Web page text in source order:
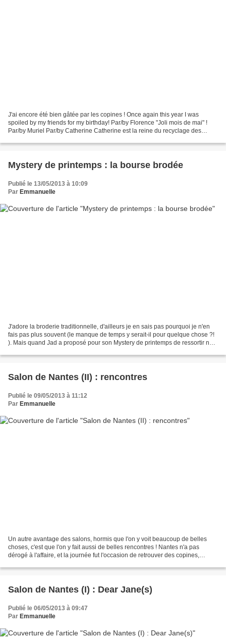
J'ai encore été bien gâtée par les copines ! Once again this year I was
spoiled by my friends for my birthday! Par/by Florence "Joli mois de mai" !
Par/by Muriel Par/by Catherine Catherine est la reine du recyclage des
Mystery de printemps : la bourse brodée
Publié le 13/05/2013 à 10:09
Par Emmanuelle
J'adore la broderie traditionnelle, d'ailleurs je en sais pas pourquoi je n'en
fais pas plus souvent (le manque de temps y serait-il pour quelque chose ?!
). Mais quand Jad a proposé pour son Mystery de printemps de ressortir nos
Salon de Nantes (II) : rencontres
Publié le 09/05/2013 à 11:12
Par Emmanuelle
Un autre avantage des salons, hormis que l'on y voit beaucoup de belles
choses, c'est que l'on y fait aussi de belles rencontres ! Nantes n'a pas
dérogé à l'affaire, et la journée fut l'occasion de retrouver des copines,
Salon de Nantes (I) : Dear Jane(s)
Publié le 06/05/2013 à 09:47
Par Emmanuelle